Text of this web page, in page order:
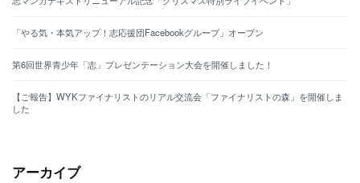
「やる気・本気アップ！志応援団Facebookグループ」オープン
第6回世界青少年「志」プレゼンテーション大会を開催しました！
【ご報告】WYKファイナリストのリアル交流会「ファイナリストの森」を開催しま
した
アーカイブ